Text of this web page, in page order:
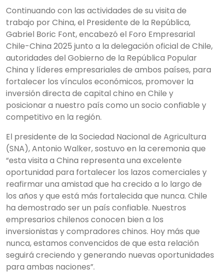
Continuando con las actividades de su visita de
trabajo por China, el Presidente de la República,
Gabriel Boric Font, encabezó el Foro Empresarial
Chile-China 2025 junto a la delegación oficial de Chile,
autoridades del Gobierno de la República Popular
China y líderes empresariales de ambos países, para
fortalecer los vínculos económicos, promover la
inversión directa de capital chino en Chile y
posicionar a nuestro país como un socio confiable y
competitivo en la región.
El presidente de la Sociedad Nacional de Agricultura
(SNA), Antonio Walker, sostuvo en la ceremonia que
“esta visita a China representa una excelente
oportunidad para fortalecer los lazos comerciales y
reafirmar una amistad que ha crecido a lo largo de
los años y que está más fortalecida que nunca. Chile
ha demostrado ser un país confiable. Nuestros
empresarios chilenos conocen bien a los
inversionistas y compradores chinos. Hoy más que
nunca, estamos convencidos de que esta relación
seguirá creciendo y generando nuevas oportunidades
para ambas naciones”.